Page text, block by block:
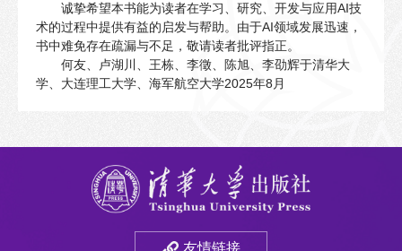
诚挚希望本书能为读者在学习、研究、开发与应用AI技
术的过程中提供有益的启发与帮助。由于AI领域发展迅速，
书中难免存在疏漏与不足，敬请读者批评指正。
何友、卢湖川、王栋、李徵、陈旭、李劭辉于清华大
学、大连理工大学、海军航空大学2025年8月